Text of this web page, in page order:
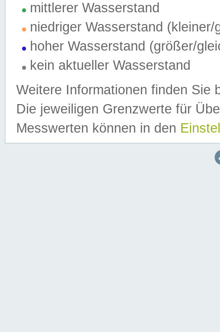
mittlerer Wasserstand
niedriger Wasserstand (kleiner/
hoher Wasserstand (größer/
kein aktueller Wasserstand
Weitere Informationen finden Sie
Die jeweiligen Grenzwerte für
Messwerten können in den